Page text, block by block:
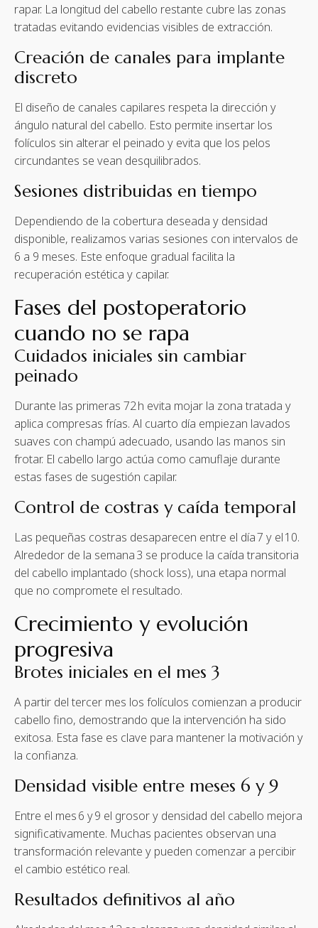
rapar. La longitud del cabello restante cubre las zonas
tratadas evitando evidencias visibles de extracción.
Creación de canales para implante
discreto
El diseño de canales capilares respeta la dirección y
ángulo natural del cabello. Esto permite insertar los
folículos sin alterar el peinado y evita que los pelos
circundantes se vean desquilibrados.
Sesiones distribuidas en tiempo
Dependiendo de la cobertura deseada y densidad
disponible, realizamos varias sesiones con intervalos de
6 a 9 meses. Este enfoque gradual facilita la
recuperación estética y capilar.
Fases del postoperatorio
cuando no se rapa
Cuidados iniciales sin cambiar
peinado
Durante las primeras 72 h evita mojar la zona tratada y
aplica compresas frías. Al cuarto día empiezan lavados
suaves con champú adecuado, usando las manos sin
frotar. El cabello largo actúa como camuflaje durante
estas fases de sugestión capilar.
Control de costras y caída temporal
Las pequeñas costras desaparecen entre el día 7 y el 10.
Alrededor de la semana 3 se produce la caída transitoria
del cabello implantado (shock loss), una etapa normal
que no compromete el resultado.
Crecimiento y evolución
progresiva
Brotes iniciales en el mes 3
A partir del tercer mes los folículos comienzan a producir
cabello fino, demostrando que la intervención ha sido
exitosa. Esta fase es clave para mantener la motivación y
la confianza.
Densidad visible entre meses 6 y 9
Entre el mes 6 y 9 el grosor y densidad del cabello mejora
significativamente. Muchas pacientes observan una
transformación relevante y pueden comenzar a percibir
el cambio estético real.
Resultados definitivos al año